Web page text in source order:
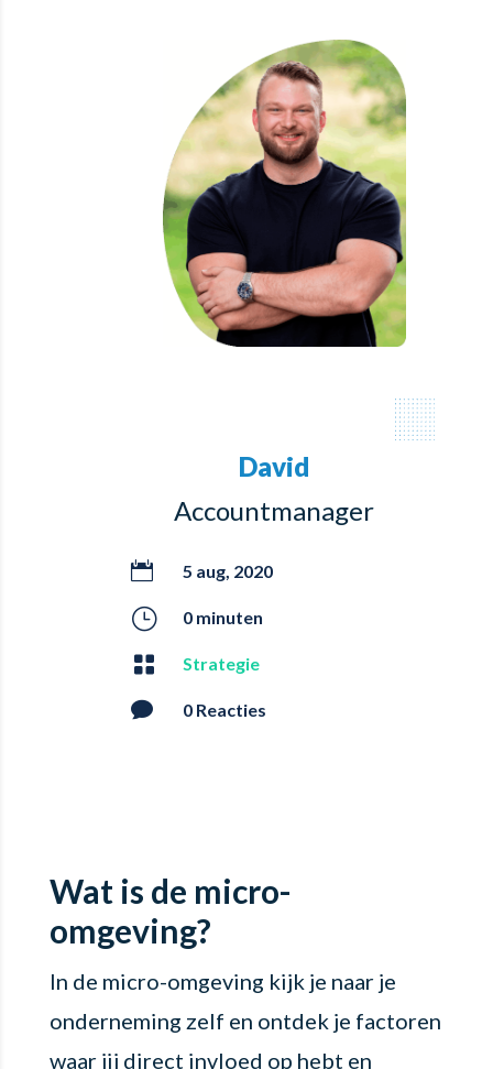
David
Accountmanager
 5 aug, 2020
} 0 minuten
 Strategie
 0 Reacties
Wat is de micro-
omgeving?
In de micro-omgeving kijk je naar je
onderneming zelf en ontdek je factoren
waar jij direct invloed op hebt en